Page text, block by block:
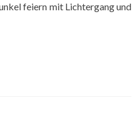
feiern mit Lichtergang und